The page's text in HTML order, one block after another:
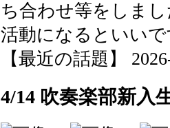
ち合わせ等をしま
活動になるといい
【最近の話題】
4/14 吹奏楽部新入